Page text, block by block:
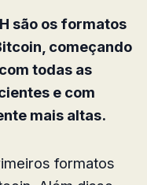
são os formatos
começando
todas as
e com
mais altas.
formatos